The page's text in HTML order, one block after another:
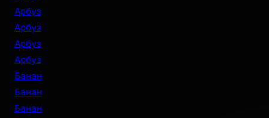
Арбуз
Арбуз
Арбуз
Арбуз
Банан
Банан
Банан